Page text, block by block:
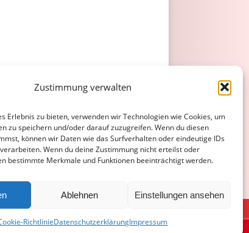
Zustimmung verwalten
Erlebnis zu bieten, verwenden wir Technologien wie Cookies, um
zu speichern und/oder darauf zuzugreifen. Wenn du diesen
können wir Daten wie das Surfverhalten oder eindeutige IDs
Wenn du deine Zustimmung nicht erteilst oder
bestimmte Merkmale und Funktionen beeinträchtigt werden.
Ablehnen Einstellungen ansehen
RichtlinieDatenschutzerklärungImpressum